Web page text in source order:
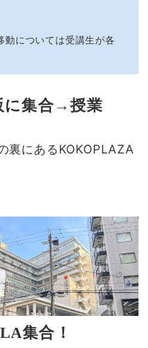
動については受講生が各
集合→授業
裏にあるKOKOPLAZA
集合！